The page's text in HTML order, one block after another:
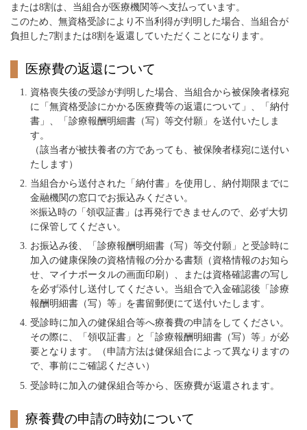
または8割は、当組合が医療機関等へ支払っています。
このため、無資格受診により不当利得が判明した場合、当組合が
負担した7割または8割を返還していただくことになります。
医療費の返還について
資格喪失後の受診が判明した場合、当組合から被保険者様宛
に「無資格受診にかかる医療費等の返還について」、「納付
書」、「診療報酬明細書（写）等交付願」を送付いたしま
す。
（該当者が被扶養者の方であっても、被保険者様宛に送付い
たします）
当組合から送付された「納付書」を使用し、納付期限までに
金融機関の窓口でお振込みください。
※振込時の「領収証書」は再発行できませんので、必ず大切
に保管してください。
お振込み後、「診療報酬明細書（写）等交付願」と受診時に
加入の健康保険の資格情報の分かる書類（資格情報のお知ら
せ、マイナポータルの画面印刷）、または資格確認書の写し
を必ず添付し送付してください。当組合で入金確認後「診療
報酬明細書（写）等」を書留郵便にて送付いたします。
受診時に加入の健保組合等へ療養費の申請をしてください。
その際に、「領収証書」と「診療報酬明細書（写）等」が必
要となります。（申請方法は健保組合によって異なりますの
で、事前にご確認ください）
受診時に加入の健保組合等から、医療費が返還されます。
療養費の申請の時効について